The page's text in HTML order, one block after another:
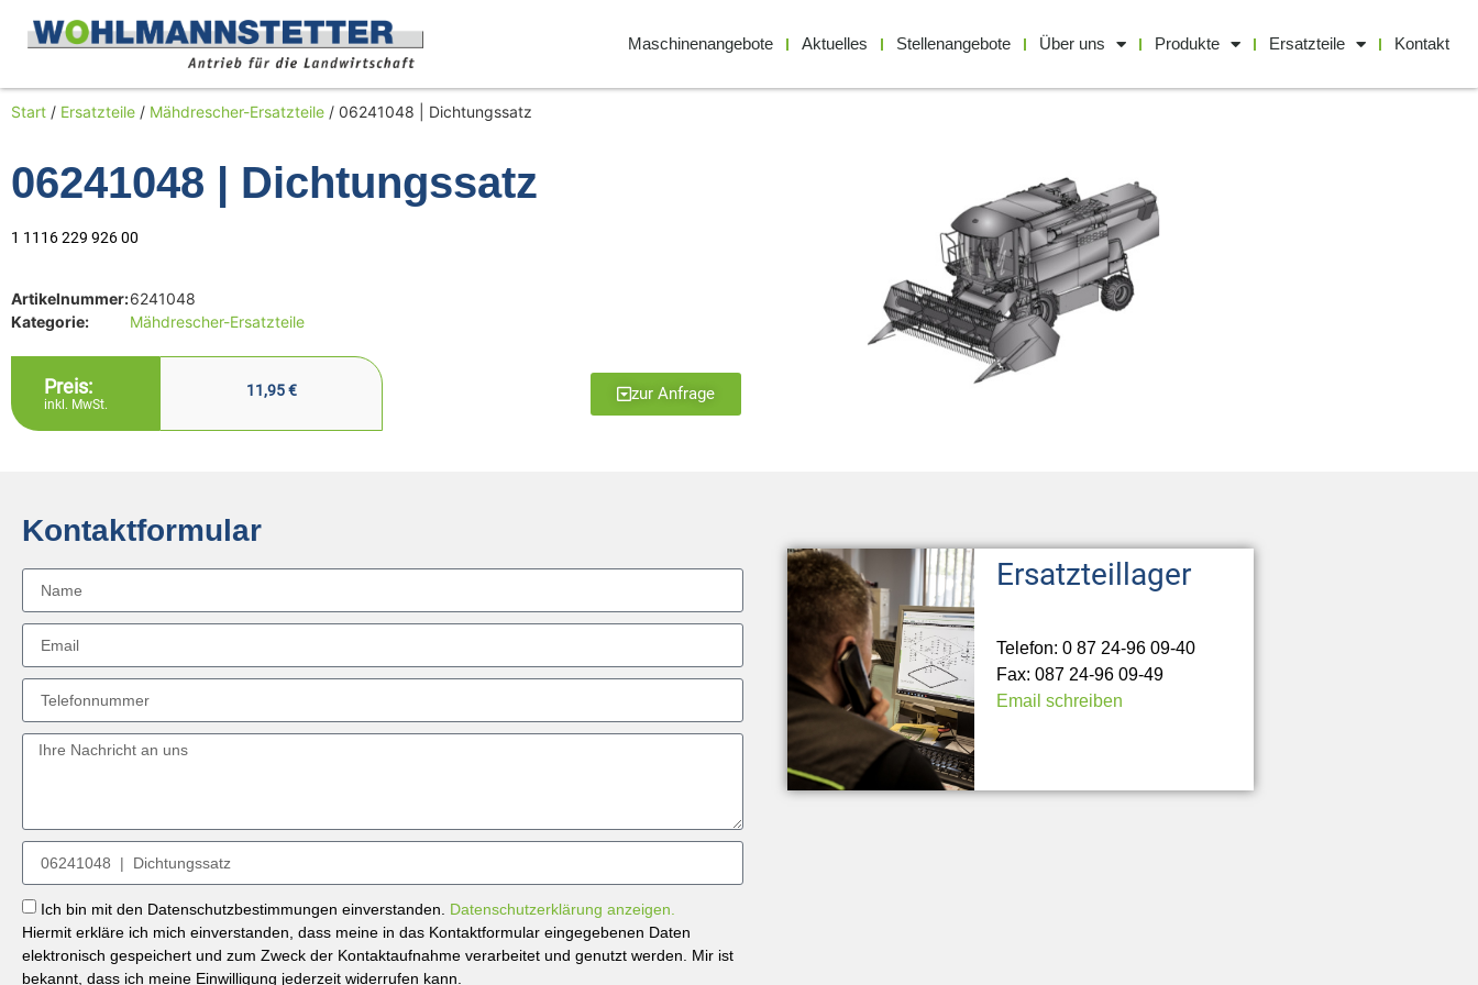
Maschinenangebote Aktuelles Stellenangebote Über uns Produkte Ersatzteile Kontakt
Start / Ersatzteile / Mähdrescher-Ersatzteile / 06241048 | Dichtungssatz
06241048 | Dichtungssatz
1 1116 229 926 00
Artikelnummer:6241048
Kategorie:
Mähdrescher-Ersatzteile
Preis:
inkl. MwSt.
11,95€ zur Anfrage
Kontaktformular
Ich bin mit den Datenschutzbestimmungen einverstanden. Datenschutzerklärung anzeigen.
Hiermit erkläre ich mich einverstanden, dass meine in das Kontaktformular eingegebenen Daten
elektronisch gespeichert und zum Zweck der Kontaktaufnahme verarbeitet und genutzt werden. Mir ist
bekannt, dass ich meine Einwilligung jederzeit widerrufen kann.
Ersatzteillager
Telefon: 0 87 24-96 09-40
Fax: 087 24-96 09-49
Email schreiben